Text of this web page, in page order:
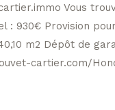
Vous
: 930€ Provision
m2 Dépôt de
cartier.com/